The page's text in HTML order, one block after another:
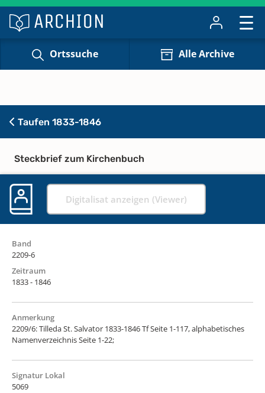
Ortssuche Alle Archive
Taufen 1833-1846
Steckbrief zum Kirchenbuch
Digitalisat anzeigen (Viewer)
Band
2209-6
Zeitraum
1833 - 1846
Anmerkung
2209/6: Tilleda St. Salvator 1833-1846 Tf Seite 1-117, alphabetisches
Namenverzeichnis Seite 1-22;
Signatur Lokal
5069